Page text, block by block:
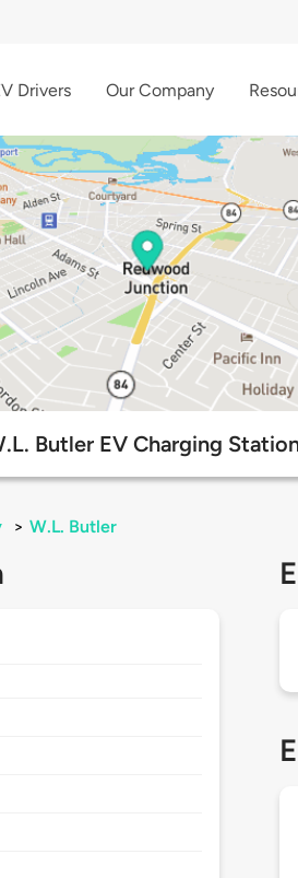
Drivers Our Company
Butler EV Charging
> W.L. Butler